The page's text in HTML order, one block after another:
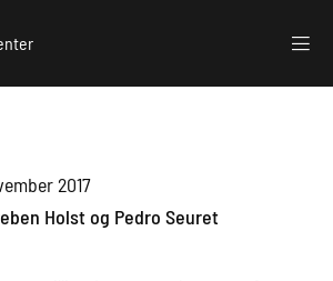
2017
Holst og Pedro Seuret